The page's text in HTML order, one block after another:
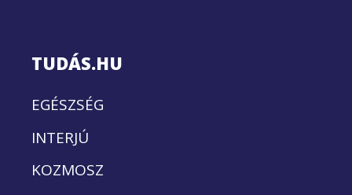
TUDÁS.HU
EGÉSZSÉG
INTERJÚ
KOZMOSZ